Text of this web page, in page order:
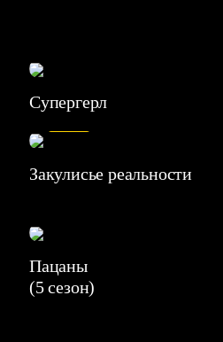
Супергерл
7.1
Закулисье реальности
Пацаны
(5 сезон)